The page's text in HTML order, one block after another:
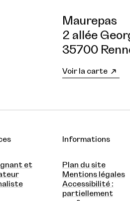
Maurepas
2 allée
35700
Voir la carte
et
Informations
Plan du site
Mentions légales
Accessibilité :
partiellement